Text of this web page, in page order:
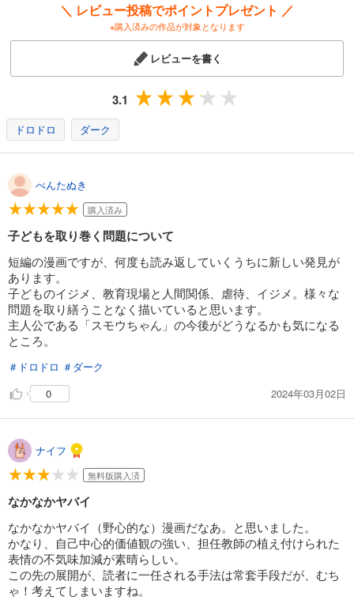
＼ レビュー投稿でポイントプレゼント ／
※購入済みの作品が対象となります
レビューを書く
3.1
ドロドロ ダーク
べんたぬき
購入済み
子どもを取り巻く問題について
短編の漫画ですが、何度も読み返していくうちに新しい発見が
あります。
子どものイジメ、教育現場と人間関係、虐待、イジメ。様々な
問題を取り繕うことなく描いていると思います。
主人公である「スモウちゃん」の今後がどうなるかも気になる
ところ。
＃ドロドロ ＃ダーク
0
2024年03月02日
ナイフ
無料版購入済
なかなかヤバイ
なかなかヤバイ（野心的な）漫画だなあ。と思いました。
かなり、自己中心的価値観の強い、担任教師の植え付けられた
表情の不気味加減が素晴らしい。
この先の展開が、読者に一任される手法は常套手段だが、むち
ゃ！考えてしまいますね。